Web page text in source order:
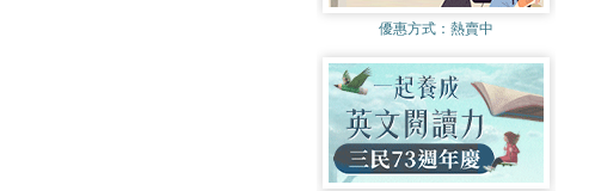
優惠方式： 熱賣中